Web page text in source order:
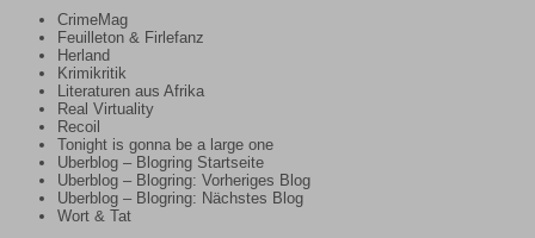
CrimeMag
Feuilleton & Firlefanz
Herland
Krimikritik
Literaturen aus Afrika
Real Virtuality
Recoil
Tonight is gonna be a large one
Uberblog – Blogring Startseite
Uberblog – Blogring: Vorheriges Blog
Uberblog – Blogring: Nächstes Blog
Wort & Tat